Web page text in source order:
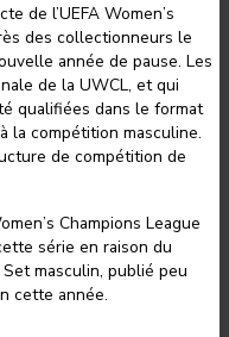
de l’UEFA Women’s
des collectionneurs le
année de pause. Les
de la UWCL, et qui
qualifiées dans le format
la compétition masculine.
de compétition de
Champions League
série en raison du
masculin, publié peu
cette année.